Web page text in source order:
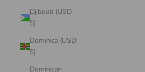
Djibouti (USD
$)
Dominica (USD
$)
Dominican